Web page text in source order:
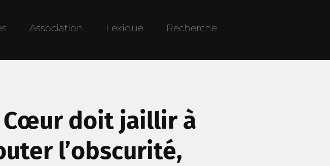
Association Lexique Recherche
Cœur doit jaillir à
l’obscurité,